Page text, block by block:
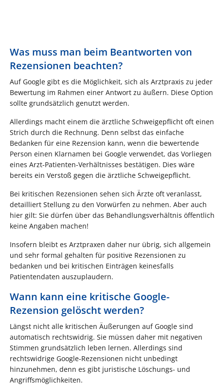
Was muss man beim Beantworten von
Rezensionen beachten?
Auf Google gibt es die Möglichkeit, sich als Arztpraxis zu jeder
Bewertung im Rahmen einer Antwort zu äußern. Diese Option
sollte grundsätzlich genutzt werden.
Allerdings macht einem die ärztliche Schweigepflicht oft einen
Strich durch die Rechnung. Denn selbst das einfache
Bedanken für eine Rezension kann, wenn die bewertende
Person einen Klarnamen bei Google verwendet, das Vorliegen
eines Arzt-Patienten-Verhältnisses bestätigen. Dies wäre
bereits ein Verstoß gegen die ärztliche Schweigepflicht.
Bei kritischen Rezensionen sehen sich Ärzte oft veranlasst,
detailliert Stellung zu den Vorwürfen zu nehmen. Aber auch
hier gilt: Sie dürfen über das Behandlungsverhältnis öffentlich
keine Angaben machen!
Insofern bleibt es Arztpraxen daher nur übrig, sich allgemein
und sehr formal gehalten für positive Rezensionen zu
bedanken und bei kritischen Einträgen keinesfalls
Patientendaten auszuplaudern.
Wann kann eine kritische Google-
Rezension gelöscht werden?
Längst nicht alle kritischen Äußerungen auf Google sind
automatisch rechtswidrig. Sie müssen daher mit negativen
Stimmen grundsätzlich leben lernen. Allerdings sind
rechtswidrige Google-Rezensionen nicht unbedingt
hinzunehmen, denn es gibt juristische Löschungs- und
Angriffsmöglichkeiten.